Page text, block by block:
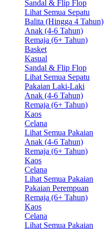
Sandal & Flip Flop
Lihat Semua Sepatu
Balita (Hingga 4 Tahun)
Anak (4-6 Tahun)
Remaja (6+ Tahun)
Basket
Kasual
Sandal & Flip Flop
Lihat Semua Sepatu
Pakaian Laki-Laki
Anak (4-6 Tahun)
Remaja (6+ Tahun)
Kaos
Celana
Lihat Semua Pakaian
Anak (4-6 Tahun)
Remaja (6+ Tahun)
Kaos
Celana
Lihat Semua Pakaian
Pakaian Perempuan
Remaja (6+ Tahun)
Kaos
Celana
Lihat Semua Pakaian